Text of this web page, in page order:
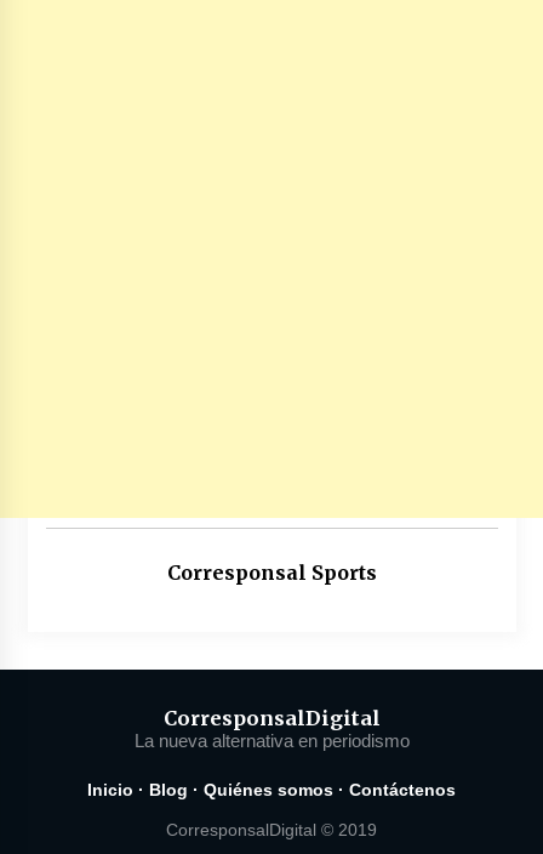
Corresponsal Sports
CorresponsalDigital
La nueva alternativa en periodismo
Inicio · Blog · Quiénes somos · Contáctenos
CorresponsalDigital © 2019